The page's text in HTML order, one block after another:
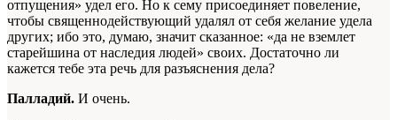
отпущения» удел его. Но к сему присоединяет повеление,
чтобы священнодействующий удалял от себя желание удела
других; ибо это, думаю, значит сказанное: «да не вземлет
старейшина от наследия людей» своих. Достаточно ли
кажется тебе эта речь для разъяснения дела?
Палладий. И очень.